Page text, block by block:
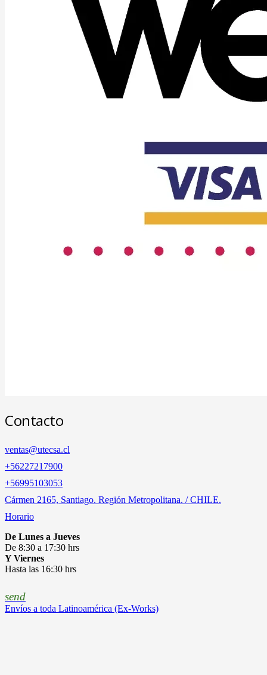
Contacto
ventas@utecsa.cl
+56227217900
‎+56995103053
Cármen 2165, Santiago. Región Metropolitana. / CHILE.
Horario
De Lunes a Jueves
De 8:30 a 17:30 hrs
Y Viernes
Hasta las 16:30 hrs
send
Envíos a toda Latinoamérica (Ex-Works)